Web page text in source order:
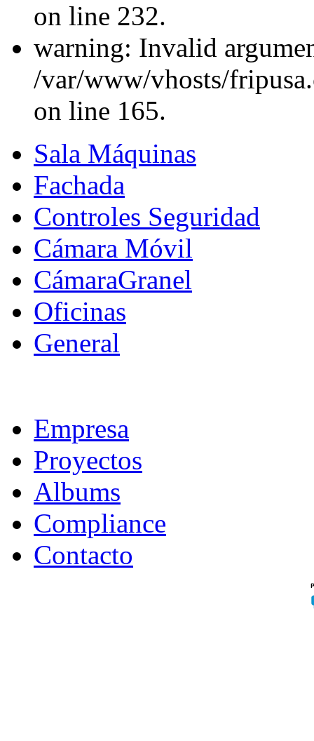
on line 232.
warning: Invalid
/var/www/vhosts/
on line 165.
Sala Máquinas
Fachada
Controles Seguridad
Cámara Móvil
CámaraGranel
Oficinas
General
Empresa
Proyectos
Albums
Compliance
Contacto